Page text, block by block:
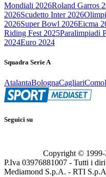
Mondiali 2026Roland Garros
2026Scudetto Inter 2026
2026Super Bowl 2026Eicma
Riding Fest 2025Paralimpiadi
2024Euro 2024
Squadra Serie A
AtalantaBolognaCagliariComo
Seguici su
Copyright © 1999-
P.Iva 03976881007 - Tutti i
Mediamond S.p.A. - RTI